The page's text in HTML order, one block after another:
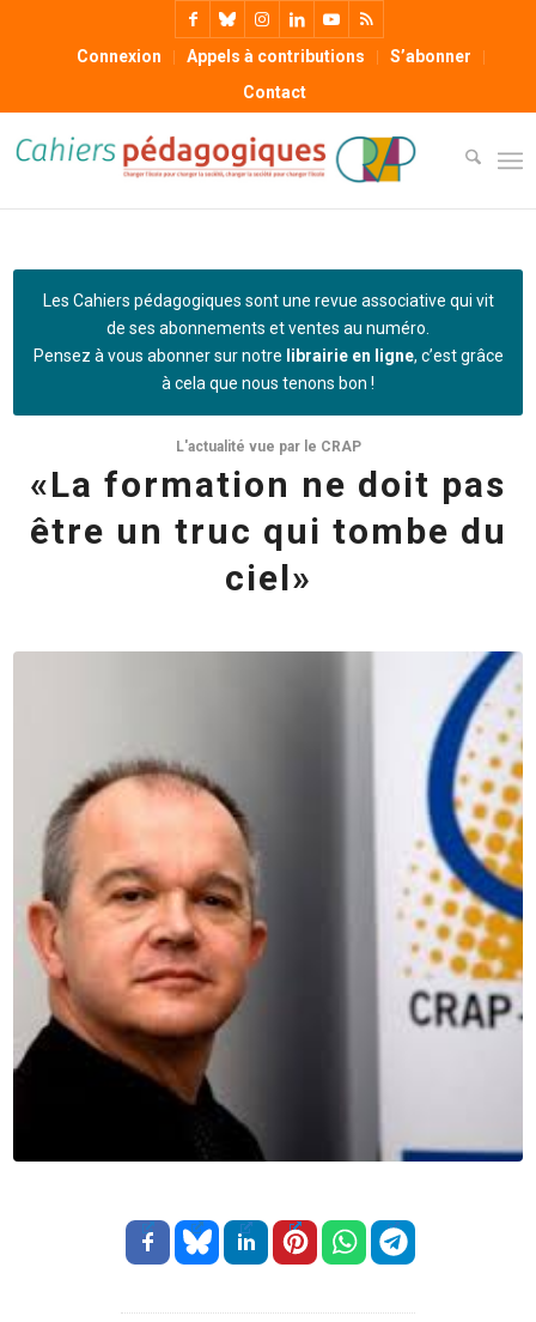
Connexion Appels à contributions
S’abonner
Contact
Les Cahiers pédagogiques sont une revue associative qui vit
de ses abonnements et ventes au numéro.
Pensez à vous abonner sur notre librairie en ligne, c’est grâce
à cela que nous tenons bon !
L'actualité vue par le CRAP
«La formation ne doit pas
être un truc qui tombe du
ciel»